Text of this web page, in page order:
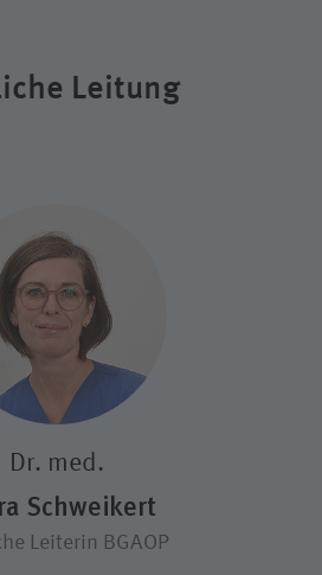
Leitung
Dr. med.
Schweikert
Leiterin BGAOP